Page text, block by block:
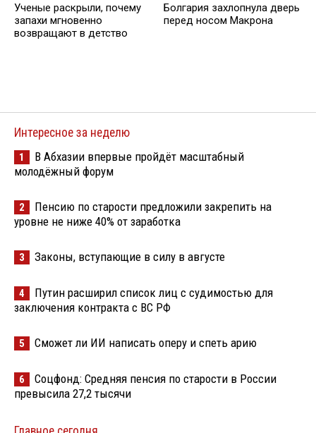
Ученые раскрыли, почему
запахи мгновенно
возвращают в детство
Болгария захлопнула дверь
перед носом Макрона
Интересное за неделю
1
В Абхазии впервые пройдёт масштабный
молодёжный форум
2
Пенсию по старости предложили закрепить на
уровне не ниже 40% от заработка
3 Законы, вступающие в силу в августе
4
Путин расширил список лиц с судимостью для
заключения контракта с ВС РФ
5 Сможет ли ИИ написать оперу и спеть арию
6
Соцфонд: Средняя пенсия по старости в России
превысила 27,2 тысячи